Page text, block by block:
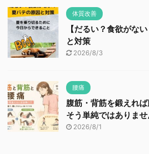
体質改善
【だるい？食欲がな
と対策
2026/8/3
腰痛
腹筋・背筋を鍛えれ
そう単純ではありま
2026/8/1